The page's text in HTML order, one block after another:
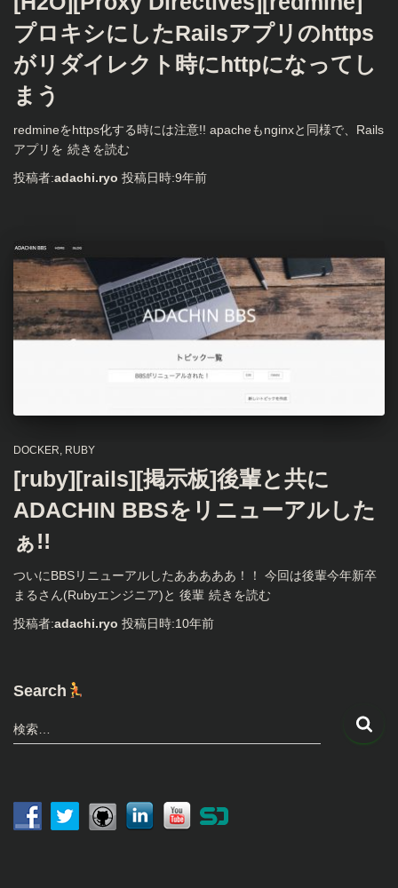
プロキシにしたRailsアプリのhttps
がリダイレクト時にhttpになってし
まう
redmineをhttps化する時には注意!! apacheもnginxと同様で、Rails
アプリを 続きを読む
投稿者:adachi.ryo 投稿日時:9年前
DOCKER RUBY
[ruby][rails][掲示板]後輩と共に
ADACHIN BBSをリニューアルした
ぁ!!
ついにBBSリニューアルしたあああああ！！ 今回は後輩今年新卒
まるさん(Rubyエンジニア)と 後輩 続きを読む
投稿者:adachi.ryo 投稿日時:10年前
Search
検
索
検索…